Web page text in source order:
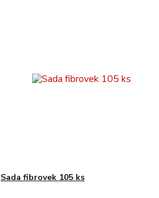
Sada fibrovek 105 ks